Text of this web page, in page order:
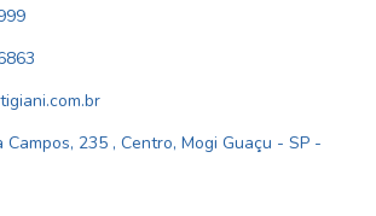
Campos, 235 , Centro, Mogi Guaçu - SP -